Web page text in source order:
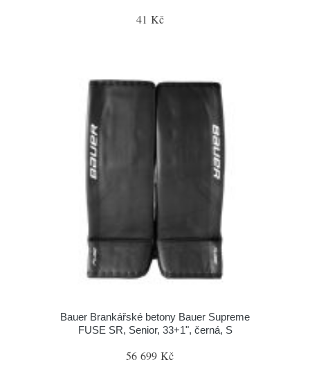
41 Kč
Bauer Brankářské betony Bauer Supreme
FUSE SR, Senior, 33+1", černá, S
56 699 Kč